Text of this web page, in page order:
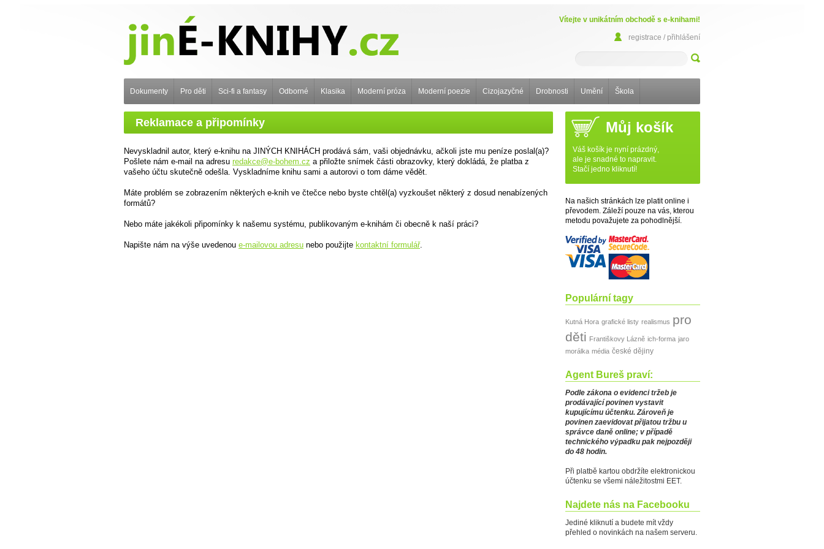
Vítejte v unikátním obchodě s e-knihami!
registrace / přihlášení
Dokumenty Pro děti Sci-fi a fantasy Odborné Klasika Moderní próza Moderní poezie Cizojazyčné Drobnosti Umění Škola
Reklamace a připomínky
Nevyskladnil autor, který e-knihu na JINÝCH KNIHÁCH prodává sám, vaši objednávku, ačkoli jste mu peníze poslal(a)?
Pošlete nám e-mail na adresu redakce@e-bohem.cz a přiložte snímek části obrazovky, který dokládá, že platba z
vašeho účtu skutečně odešla. Vyskladníme knihu sami a autorovi o tom dáme vědět.
Máte problém se zobrazením některých e-knih ve čtečce nebo byste chtěl(a) vyzkoušet některý z dosud nenabízených
formátů?
Nebo máte jakékoli připomínky k našemu systému, publikovaným e-knihám či obecně k naší práci?
Napište nám na výše uvedenou e-mailovou adresu nebo použijte kontaktní formulář.
Můj košík
Váš košík je nyní prázdný,
ale je snadné to napravit.
Stačí jedno kliknutí!
Na našich stránkách lze platit online i
převodem. Záleží pouze na vás, kterou
metodu považujete za pohodlnější.
Populární tagy
Kutná Hora grafické listy realismus pro
děti Františkovy Lázně ich-forma jaro
morálka média české dějiny
Agent Bureš praví:
Podle zákona o evidenci tržeb je
prodávající povinen vystavit
kupujícímu účtenku. Zároveň je
povinen zaevidovat přijatou tržbu u
správce daně online; v případě
technického výpadku pak nejpozději
do 48 hodin.
Při platbě kartou obdržíte elektronickou
účtenku se všemi náležitostmi EET.
Najdete nás na Facebooku
Jediné kliknutí a budete mít vždy
přehled o novinkách na našem serveru.